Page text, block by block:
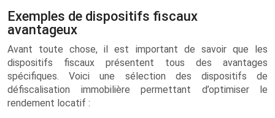
Exemples de dispositifs fiscaux
avantageux
Avant toute chose, il est important de savoir que les
dispositifs fiscaux présentent tous des avantages
spécifiques. Voici une sélection des dispositifs de
défiscalisation immobilière permettant d’optimiser le
rendement locatif :